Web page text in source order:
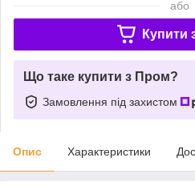
або
Купити
Що таке купити з Пром?
Замовлення під захистом
Опис Характеристики